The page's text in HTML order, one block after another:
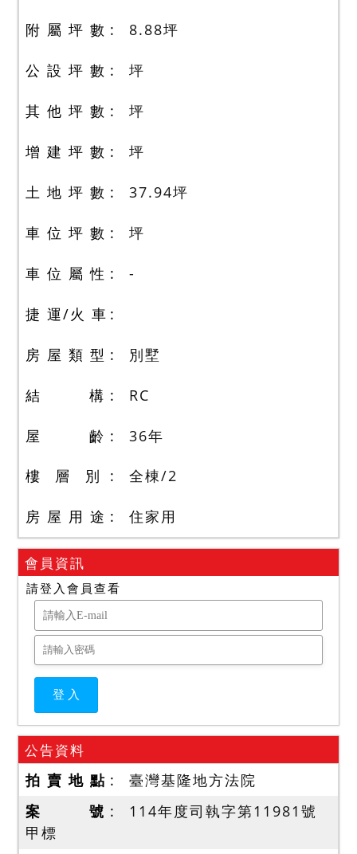
附 屬 坪 數 8.88坪
公 設 坪 數 坪
其 他 坪 數 坪
增 建 坪 數 坪
土 地 坪 數 37.94坪
車 位 坪 數 坪
車 位 屬 性 -
捷 運/火 車
房 屋 類 型 別墅
結 構 RC
屋 齡 36年
樓 層 別 全棟/2
房 屋 用 途 住家用
會員資訊
請登入會員查看
公告資料
拍 賣 地 點
臺灣基隆地方法院
案 號
114年度司執字第11981號
甲標